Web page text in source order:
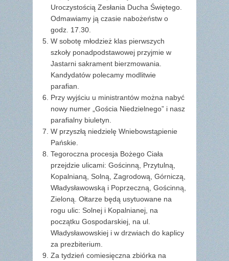
Uroczystością Zesłania Ducha Świętego.
Odmawiamy ją czasie nabożeństw o
godz. 17.30.
W sobotę młodzież klas pierwszych
szkoły ponadpodstawowej przyjmie w
Jastarni sakrament bierzmowania.
Kandydatów polecamy modlitwie
parafian.
Przy wyjściu u ministrantów można nabyć
nowy numer „Gościa Niedzielnego” i nasz
parafialny biuletyn.
W przyszłą niedzielę Wniebowstąpienie
Pańskie.
Tegoroczna procesja Bożego Ciała
przejdzie ulicami: Gościnną, Przytulną,
Kopalnianą, Solną, Zagrodową, Górniczą,
Władysławowską i Poprzeczną, Gościnną,
Zieloną. Ołtarze będą usytuowane na
rogu ulic: Solnej i Kopalnianej, na
początku Gospodarskiej, na ul.
Władysławowskiej i w drzwiach do kaplicy
za prezbiterium.
Za tydzień comiesięczna zbiórka na